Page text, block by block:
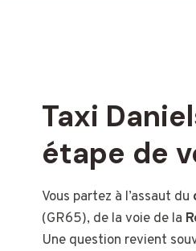
Taxi
étape de
Vous partez à l’assaut du
(GR65), de la voie de la
Une question revient